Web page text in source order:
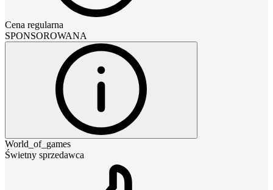
Cena regularna
SPONSOROWANA
World_of_games
Świetny sprzedawca